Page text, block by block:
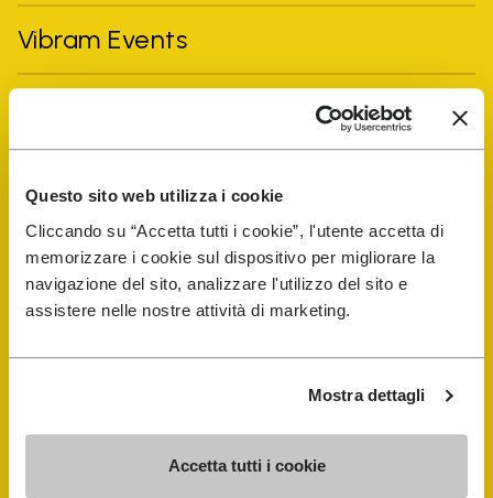
Questo sito web utilizza i cookie
Cliccando su “Accetta tutti i cookie”, l'utente accetta di
memorizzare i cookie sul dispositivo per migliorare la
navigazione del sito, analizzare l'utilizzo del sito e
assistere nelle nostre attività di marketing.
Mostra dettagli
Accetta tutti i cookie
Vibram Events
Schuhreparatur-Finder
Store Locator